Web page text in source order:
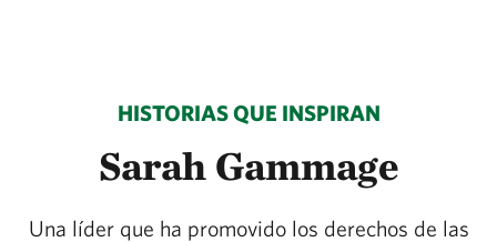
HISTORIAS QUE INSPIRAN
Sarah Gammage
Una líder que ha promovido los derechos de las